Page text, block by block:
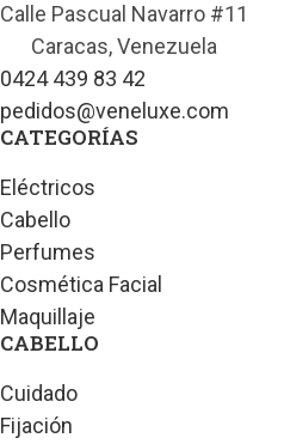
Calle Pascual Navarro #11
Caracas, Venezuela
0424 439 83 42
pedidos@veneluxe.com
CATEGORÍAS
Eléctricos
Cabello
Perfumes
Cosmética Facial
Maquillaje
CABELLO
Cuidado
Fijación